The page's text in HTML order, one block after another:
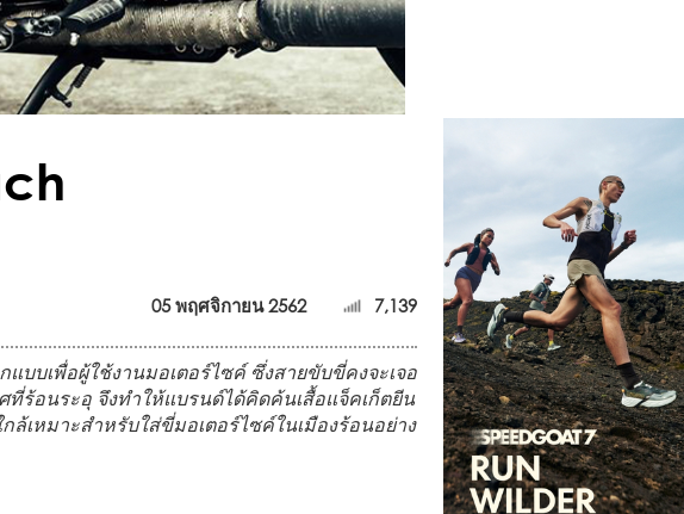
05 พฤศจิกายน 2562 7,139
บบเพื่อผู้ใช้งานมอเตอร์ไซค์ ซึ่งสายขับขี่คงจะเจอ
ร้อนระอุ จึงทำให้แบรนด์ได้คิดค้นเสื้อแจ็คเก็ตยีน
ล้เหมาะสำหรับใส่ขี่มอเตอร์ไซค์ในเมืองร้อนอย่าง